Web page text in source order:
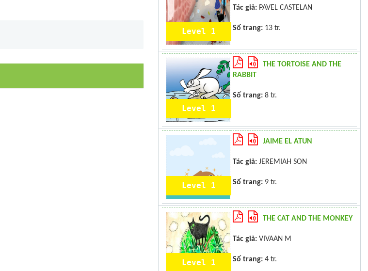
Level 1
Tác giả: PAVEL CASTELAN
Số trang: 13 tr.
Level 1
THE TORTOISE AND THE
RABBIT
Số trang: 8 tr.
Level 1
JAIME EL ATUN
Tác giả: JEREMIAH SON
Số trang: 9 tr.
Level 1
THE CAT AND THE MONKEY
Tác giả: VIVAAN M
Số trang: 4 tr.